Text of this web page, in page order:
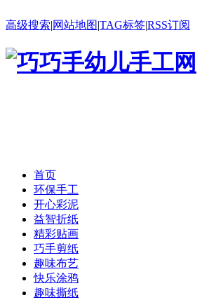
高级搜索|网站地图|TAG标签|RSS订阅
首页
环保手工
开心彩泥
益智折纸
精彩贴画
巧手剪纸
趣味布艺
快乐涂鸦
趣味撕纸